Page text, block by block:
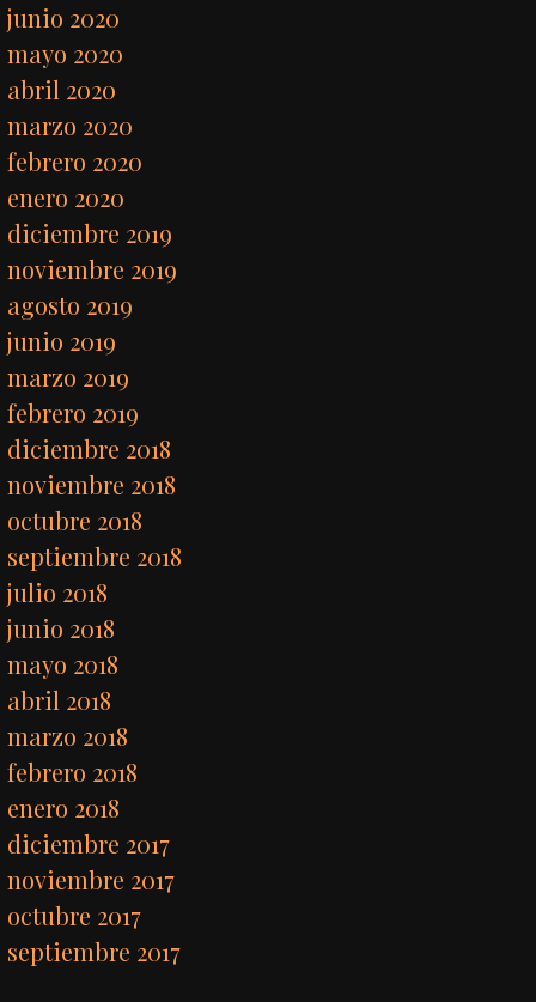
junio 2020
mayo 2020
abril 2020
marzo 2020
febrero 2020
enero 2020
diciembre 2019
noviembre 2019
agosto 2019
junio 2019
marzo 2019
febrero 2019
diciembre 2018
noviembre 2018
octubre 2018
septiembre 2018
julio 2018
junio 2018
mayo 2018
abril 2018
marzo 2018
febrero 2018
enero 2018
diciembre 2017
noviembre 2017
octubre 2017
septiembre 2017